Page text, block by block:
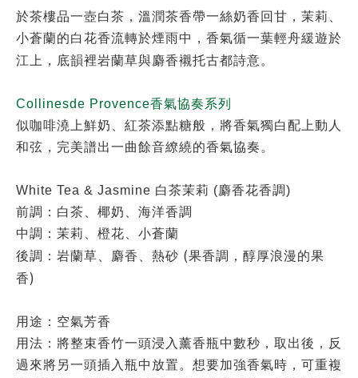
於茶樓品一壺白茶，溫潤茶香帶一絲奶香回甘，茉莉、
小蒼蘭的白花香流轉於煙雨中，香氣循一葉輕舟緩遊於
江上，底韻裡岩蘭草與麝香襯托古都詩意。
Collinesde Provence香氣協奏系列
似咖啡澆上鮮奶、紅茶添點糖般，將香氣獨白配上動人
和弦，完美譜出一曲餘音繚繞的香氣協奏。
White Tea & Jasmine 白茶茉莉 (麝香花香調)
前調：白茶、椰奶、海洋香調
中調：茉莉、橙花、小蒼蘭
後調：岩蘭草、麝香、熱砂 (果香調，醇厚浪漫的果
香)
用途：空氣芳香
用法：將整束香竹一頭浸入薰香瓶中數秒，取出後，反
過來將另一頭插入瓶中放置。想要加強香氣時，可重複